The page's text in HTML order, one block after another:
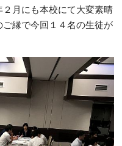
月にも本校にて大変素晴
縁で今回１４名の生徒が